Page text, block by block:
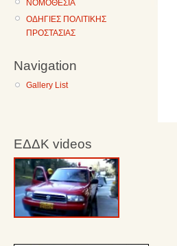
ΝΟΜΟΘΕΣΙΑ
ΟΔΗΓΙΕΣ ΠΟΛΙΤΙΚΗΣ
ΠΡΟΣΤΑΣΙΑΣ
Navigation
Gallery List
ΕΔΔΚ videos